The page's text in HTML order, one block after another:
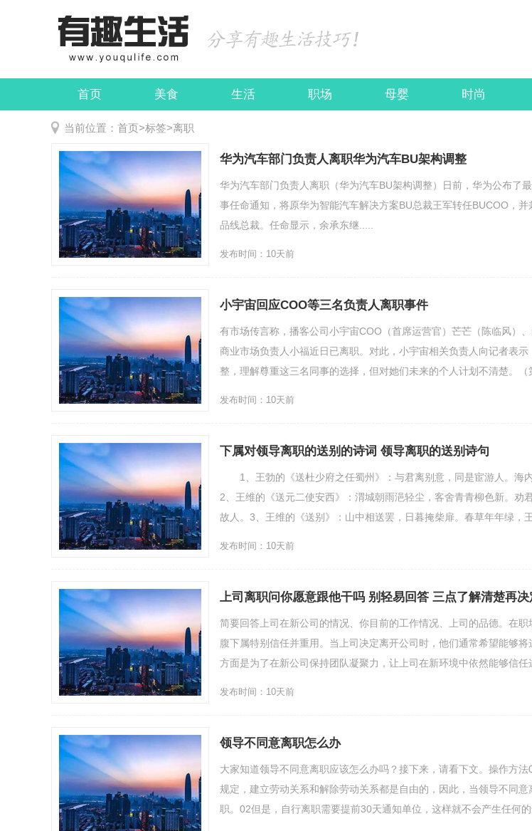
首页 美食 生活 职场 母婴 时尚
娱乐 民俗
当前位置： 首页>标签>离职
华为汽车部门负责人离职华为汽车BU架构调整
华为汽车部门负责人离职（华为汽车BU架构调整）日前，华为公布了
事任命通知，将原华为智能汽车解决方案BU总裁王军转任BUCOO，
品线总裁。任命显示，余承东继.....
发布时间：10天前
小宇宙回应COO等三名负责人离职事件
有市场传言称，播客公司小宇宙COO（首席运营官）芒芒（陈临风）、
商业市场负责人小福近日已离职。对此，小宇宙相关负责人向记者表示
整，理解尊重这三名同事的选择，但对她们未来的个人计划不清楚。（
发布时间：10天前
下属对领导离职的送别的诗词 领导离职的送别诗句
1、王勃的《送杜少府之任蜀州》：与君离别意，同是宦游人。海内
2、王维的《送元二使安西》：渭城朝雨浥轻尘，客舍青青柳色新。劝
故人。3、王维的《送别》：山中相送罢，日暮掩柴扉。春草年年绿，王
发布时间：10天前
上司离职问你愿意跟他干吗 别轻易回答 三点了解清楚再决
简要回答上司在新公司的情况、你目前的工作情况、上司的品德。在
腹下属特别信任并重用。当上司决定离开公司时，他们通常希望能够
方面是为了在新公司保持团队凝聚力，让上司在新环境中依然能够信任
发布时间：10天前
领导不同意离职怎么办
大家知道领导不同意离职应该怎么办吗？接下来，请看下文。操作方
规定，建立劳动关系和解除劳动关系都是自由的，因此，当领导不同
职。02但是，自行离职需要提前30天通知单位，这样就不会产生任何的